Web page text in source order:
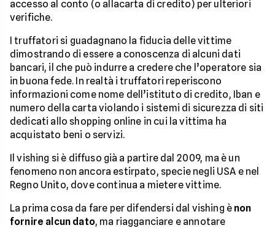
accesso al conto (o allacarta di credito) per ulteriori
verifiche.
I truffatori si guadagnano la fiducia delle vittime
dimostrando di essere a conoscenza di alcuni dati
bancari, il che può indurre a credere che l’operatore sia
in buona fede. In realtà i truffatori reperiscono
informazioni come nome dell’istituto di credito, Iban e
numero della carta violando i sistemi di sicurezza di siti
dedicati allo shopping online in cui la vittima ha
acquistato beni o servizi.
Il vishing si è diffuso già a partire dal 2009, ma è un
fenomeno non ancora estirpato, specie negli USA e nel
Regno Unito, dove continua a mietere vittime.
La prima cosa da fare per difendersi dal vishing è non
fornire alcun dato, ma riagganciare e annotare